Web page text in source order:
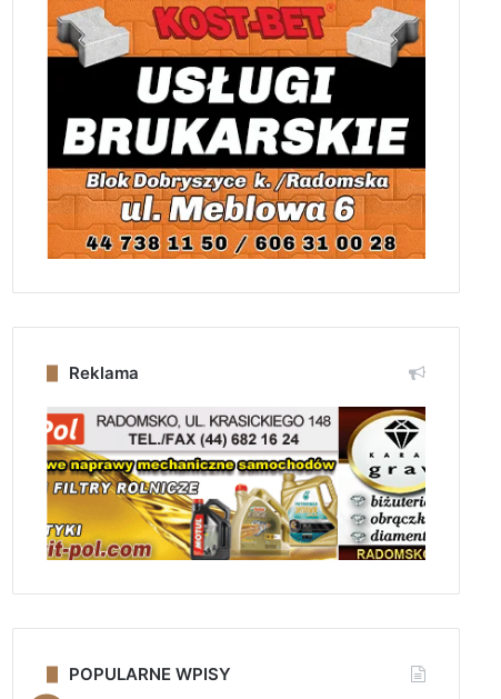
Reklama
POPULARNE WPISY